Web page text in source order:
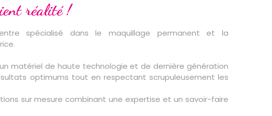
réalité !
spécialisé dans le maquillage permanent et la
matériel de haute technologie et de dernière génération
optimums tout en respectant scrupuleusement les
sur mesure combinant une expertise et un savoir-faire